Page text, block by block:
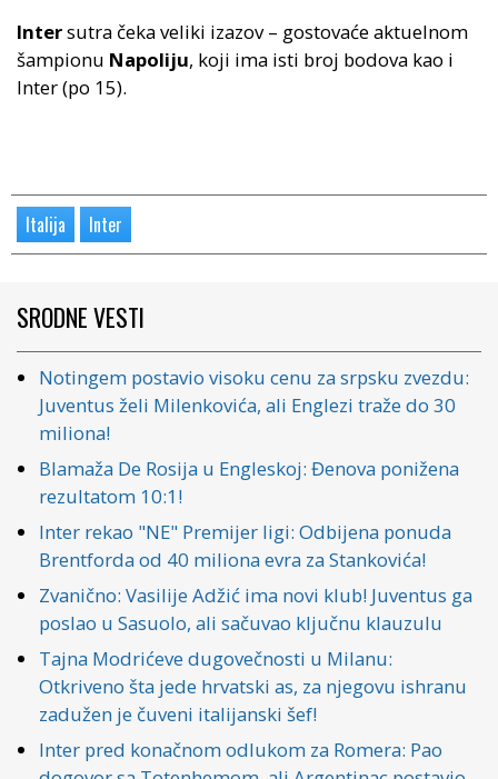
Intersutra čeka veliki izazov – gostovaće aktuelnom
šampionu Napoliju, koji ima isti broj bodova kao i
Inter (po 15).
Italija Inter
SRODNE VESTI
Notingem postavio visoku cenu za srpsku zvezdu:
Juventus želi Milenkovića, ali Englezi traže do 30
miliona!
Blamaža De Rosija u Engleskoj: Đenova ponižena
rezultatom 10:1!
Inter rekao "NE" Premijer ligi: Odbijena ponuda
Brentforda od 40 miliona evra za Stankovića!
Zvanično: Vasilije Adžić ima novi klub! Juventus ga
poslao u Sasuolo, ali sačuvao ključnu klauzulu
Tajna Modrićeve dugovečnosti u Milanu:
Otkriveno šta jede hrvatski as, za njegovu ishranu
zadužen je čuveni italijanski šef!
Inter pred konačnom odlukom za Romera: Pao